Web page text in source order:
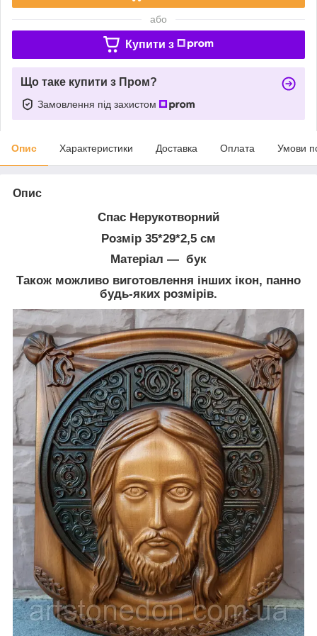
або
Купити з
Що таке купити з Пром?
Замовлення під захистом
Опис Характеристики Доставка Оплата Умови
Опис
Спас Нерукотворний
Розмір 35*29*2,5 см
Матеріал — бук
Також можливо виготовлення інших ікон, панно
будь-яких розмірів.